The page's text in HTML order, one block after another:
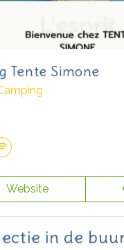
Tente Simone
Website
in de